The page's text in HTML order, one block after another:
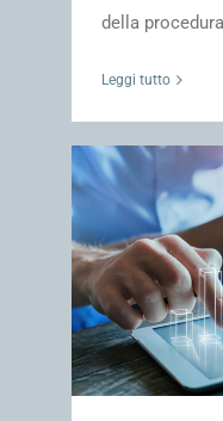
della
Leggi tutto